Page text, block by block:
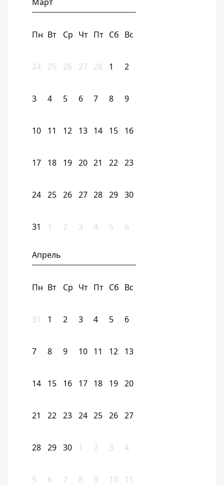
Пн Вт Ср Чт Пт Сб Вс
24 25 26 27 28 1 2
3 4 5 6 7 8 9
10 11 12 13 14 15 16
17 18 19 20 21 22 23
24 25 26 27 28 29 30
31 1 2 3 4 5 6
Апрель
Пн Вт Ср Чт Пт Сб Вс
31 1 2 3 4 5 6
7 8 9 10 11 12 13
14 15 16 17 18 19 20
21 22 23 24 25 26 27
28 29 30 1 2 3 4
5 6 7 8 9 10 11